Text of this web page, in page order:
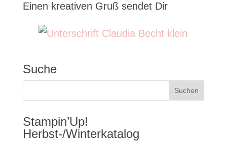
Einen kreativen Gruß sendet Dir
Suche
Stampin’Up!
Herbst-/Winterkatalog